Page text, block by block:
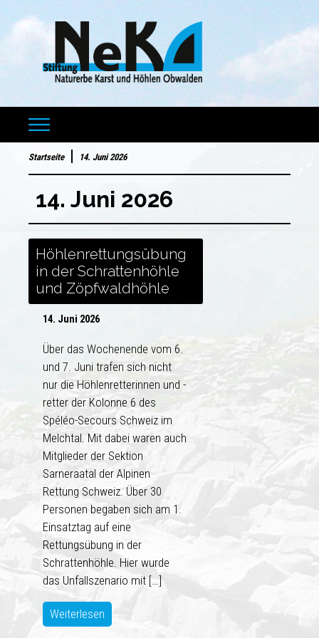
Startseite 14. Juni 2026
14. Juni 2026
Höhlenrettungsübung
in der Schrattenhöhle
und Zöpfwaldhöhle
14. Juni 2026
Über das Wochenende vom 6.
und 7. Juni trafen sich nicht
nur die Höhlenretterinnen und -
retter der Kolonne 6 des
Spéléo-Secours Schweiz im
Melchtal. Mit dabei waren auch
Mitglieder der Sektion
Sarneraatal der Alpinen
Rettung Schweiz. Über 30
Personen begaben sich am 1.
Einsatztag auf eine
Rettungsübung in der
Schrattenhöhle. Hier wurde
das Unfallszenario mit […]
Weiterlesen